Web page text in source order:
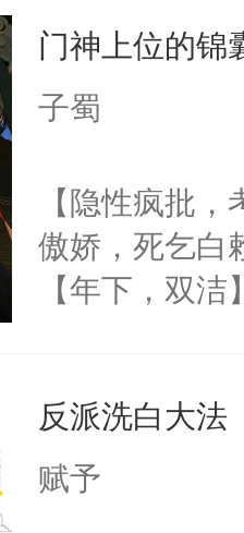
母的微笑：“
留看着面前这
人，突然醒悟
卫天还没亮
腰：“陛下，
不好了！”“
小白莲：“嘤
胡说，我没碰
任务5【偏执
在我家的第一
说话】任务
任务11【乖
【鲛人萌妻X
次与无数次
弃疗】不建议
18【我家艺人
门神上位的锦
子蜀
【隐性疯批
傲娇，死乞白
【年下，双
肉复生，和梁
为大周前朝
反派洗白大法
赋予